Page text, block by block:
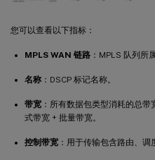
您可以查看以下指标：
MPLS WAN 链路 ：MPLS 队列所
名称 ：DSCP 标记名称。
带宽 ：所有数据包类型消耗的总
式带宽 + 批量带宽。
控制带宽 ：用于传输包含路由、调